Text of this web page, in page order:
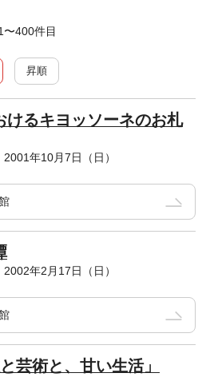
400件目
昇順
けるキヨッソーネのお札
年10月7日（日）
年2月17日（日）
芸術と、甘い生活」